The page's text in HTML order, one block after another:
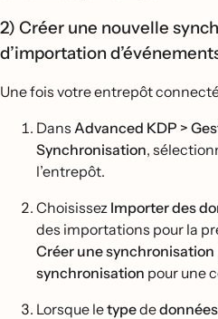
2) Créer une nouvelle
d’importation
Une fois votre entrepôt
Dans Advanced KDP >
Synchronisation,
l’entrepôt.
Choisissez Importer des
des importations pour la
Créer une synchronisation
synchronisation pour une
Lorsque letypede